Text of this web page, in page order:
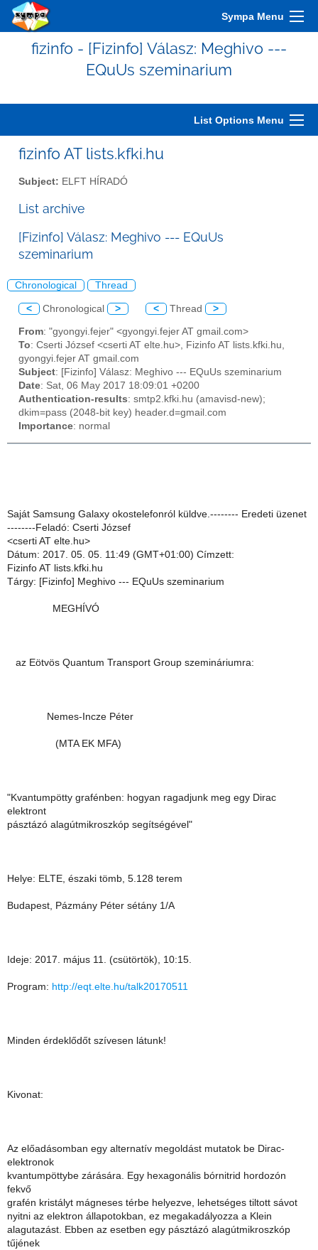
Sympa Menu
fizinfo - [Fizinfo] Válasz: Meghivo ---
EQuUs szeminarium
List Options Menu
fizinfo AT lists.kfki.hu
Subject: ELFT HÍRADÓ
List archive
[Fizinfo] Válasz: Meghivo --- EQuUs
szeminarium
Chronological Thread
< Chronological > < Thread >
From: "gyongyi.fejer" <gyongyi.fejer AT gmail.com>
To: Cserti József <cserti AT elte.hu>, Fizinfo AT lists.kfki.hu,
gyongyi.fejer AT gmail.com
Subject: [Fizinfo] Válasz: Meghivo --- EQuUs szeminarium
Date: Sat, 06 May 2017 18:09:01 +0200
Authentication-results: smtp2.kfki.hu (amavisd-new);
dkim=pass (2048-bit key) header.d=gmail.com
Importance: normal
Saját Samsung Galaxy okostelefonról küldve.-------- Eredeti üzenet
--------Feladó: Cserti József
<cserti AT elte.hu>
Dátum: 2017. 05. 05. 11:49 (GMT+01:00) Címzett:
Fizinfo AT lists.kfki.hu
Tárgy: [Fizinfo] Meghivo --- EQuUs szeminarium
MEGHÍVÓ
az Eötvös Quantum Transport Group szemináriumra:
Nemes-Incze Péter
(MTA EK MFA)
"Kvantumpötty grafénben: hogyan ragadjunk meg egy Dirac
elektront
pásztázó alagútmikroszkóp segítségével"
Helye: ELTE, északi tömb, 5.128 terem
Budapest, Pázmány Péter sétány 1/A
Ideje: 2017. május 11. (csütörtök), 10:15.
Program: http://eqt.elte.hu/talk20170511
Minden érdeklődőt szívesen látunk!
Kivonat:
Az előadásomban egy alternatív megoldást mutatok be Dirac-
elektronok
kvantumpöttybe zárására. Egy hexagonális bórnitrid hordozón
fekvő
grafén kristályt mágneses térbe helyezve, lehetséges tiltott sávot
nyitni az elektron állapotokban, ez megakadályozza a Klein
alagutazást. Ebben az esetben egy pásztázó alagútmikroszkóp
tűjének